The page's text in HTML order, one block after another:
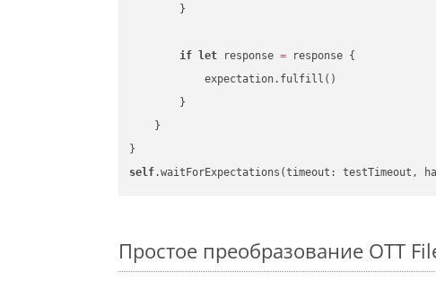
        }
if let response = response {
            expectation.fulfill()
        }
    }
self.waitForExpectations(timeout: testTimeout,
Простое преобразование OTT